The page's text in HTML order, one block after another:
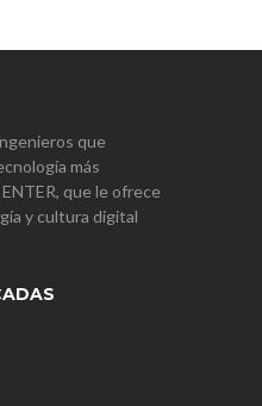
que
más
que le ofrece
y cultura digital